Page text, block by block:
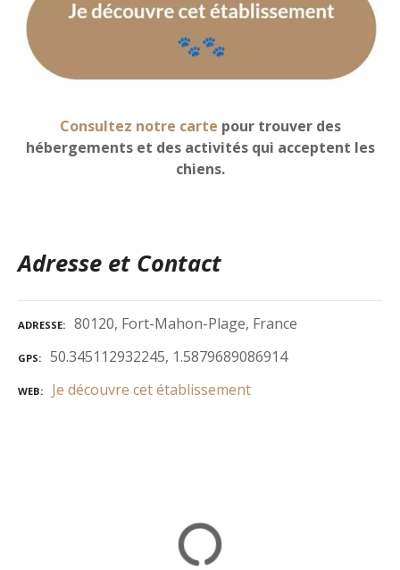
Consultez notre carte pour trouver des
hébergements et des activités qui acceptent les
chiens.
Adresse et Contact
ADRESSE 80120, Fort-Mahon-Plage, France
GPS 50.345112932245, 1.5879689086914
WEB Je découvre cet établissement